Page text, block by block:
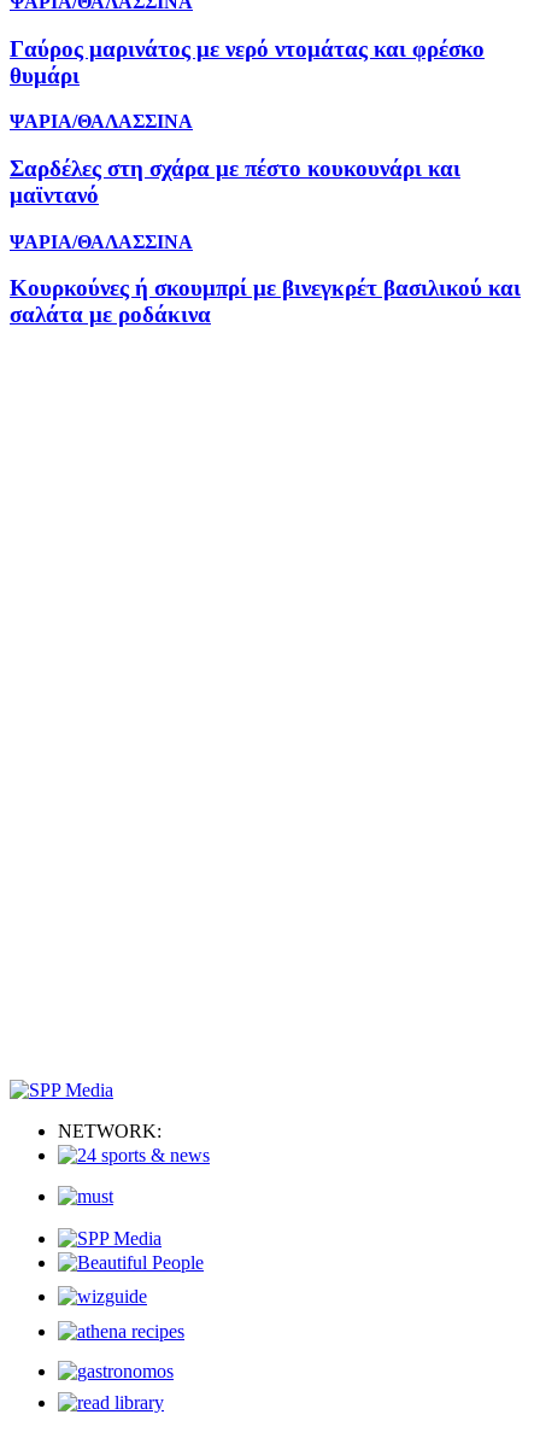
Γαύρος μαρινάτος με νερό ντομάτας και φρέσκο
θυμάρι
ΨΑΡΙΑ/ΘΑΛΑΣΣΙΝΑ
Σαρδέλες στη σχάρα με πέστο κουκουνάρι και
μαϊντανό
ΨΑΡΙΑ/ΘΑΛΑΣΣΙΝΑ
Κουρκούνες ή σκουμπρί με βινεγκρέτ βασιλικού και
σαλάτα με ροδάκινα
NETWORK: